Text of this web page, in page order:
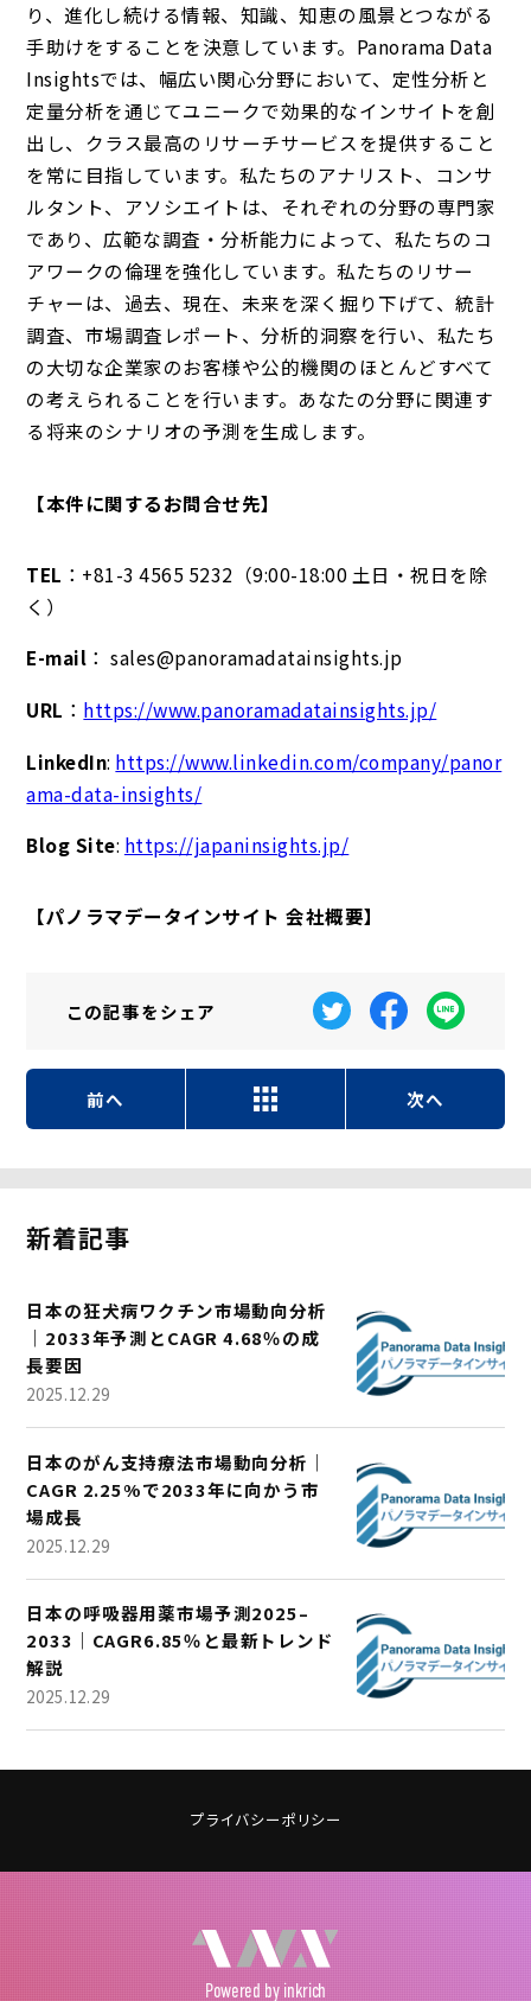
り、進化し続ける情報、知識、知恵の風景とつながる
手助けをすることを決意しています。Panorama Data
Insightsでは、幅広い関心分野において、定性分析と
定量分析を通じてユニークで効果的なインサイトを創
出し、クラス最高のリサーチサービスを提供すること
を常に目指しています。私たちのアナリスト、コンサ
ルタント、アソシエイトは、それぞれの分野の専門家
であり、広範な調査・分析能力によって、私たちのコ
アワークの倫理を強化しています。私たちのリサー
チャーは、過去、現在、未来を深く掘り下げて、統計
調査、市場調査レポート、分析的洞察を行い、私たち
の大切な企業家のお客様や公的機関のほとんどすべて
の考えられることを行います。あなたの分野に関連す
る将来のシナリオの予測を生成します。
【本件に関するお問合せ先】
TEL ：+81-3 4565 5232（9:00-18:00 土日・祝日を除
く）
E-mail ： sales@panoramadatainsights.jp
URL ： https://www.panoramadatainsights.jp/
LinkedIn: https://www.linkedin.com/company/panor
ama-data-insights/
Blog Site: https://japaninsights.jp/
【パノラマデータインサイト 会社概要】
この記事をシェア
前へ 次へ
新着記事
日本の狂犬病ワクチン市場動向分析
｜2033年予測とCAGR 4.68％の成
長要因
2025.12.29
日本のがん支持療法市場動向分析｜
CAGR 2.25%で2033年に向かう市
場成長
2025.12.29
日本の呼吸器用薬市場予測2025–
2033｜CAGR6.85％と最新トレンド
解説
2025.12.29
プライバシーポリシー
Powered by inkrich